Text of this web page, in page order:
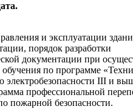
и эксплуатации
порядок разработки
документации при
по программе
электробезопасности III и
профессиональной
пожарной безопасности.